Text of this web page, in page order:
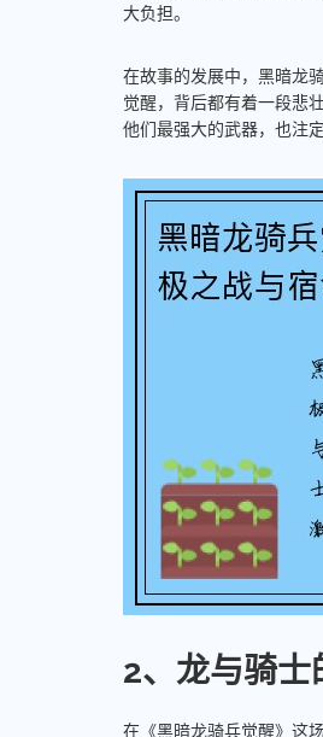
大负担。
在故事的发展中，黑暗龙
觉醒，背后都有着一段悲
他们最强大的武器，也注
2、龙与骑士
在《黑暗龙骑兵觉醒》这